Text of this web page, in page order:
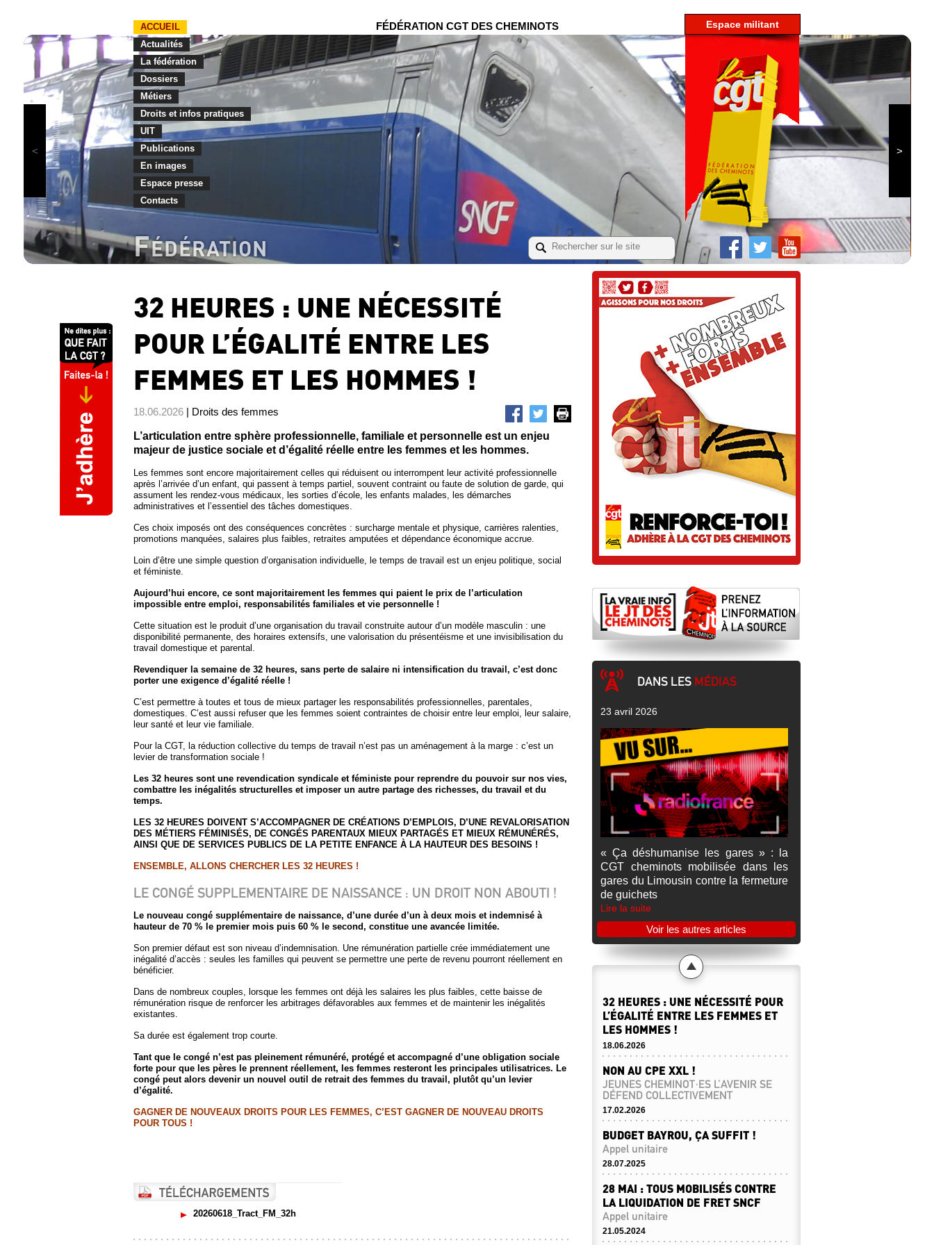
FÉDÉRATION CGT DES CHEMINOTS
ACCUEIL
Actualités
La fédération
Dossiers
Métiers
Droits et infos pratiques
UIT
Publications
En images
Espace presse
Contacts
espace militant
FÉDÉRATION
32 HEURES : UNE NÉCESSITÉ
POUR L’ÉGALITÉ ENTRE LES
FEMMES ET LES HOMMES !
18.06.2026 | Droits des femmes
L’articulation entre sphère professionnelle, familiale et personnelle est un enjeu
majeur de justice sociale et d’égalité réelle entre les femmes et les hommes.
Les femmes sont encore majoritairement celles qui réduisent ou interrompent leur activité professionnelle
après l’arrivée d’un enfant, qui passent à temps partiel, souvent contraint ou faute de solution de garde, qui
assument les rendez-vous médicaux, les sorties d’école, les enfants malades, les démarches
administratives et l’essentiel des tâches domestiques.
Ces choix imposés ont des conséquences concrètes : surcharge mentale et physique, carrières ralenties,
promotions manquées, salaires plus faibles, retraites amputées et dépendance économique accrue.
Loin d’être une simple question d’organisation individuelle, le temps de travail est un enjeu politique, social
et féministe.
Aujourd’hui encore, ce sont majoritairement les femmes qui paient le prix de l’articulation
impossible entre emploi, responsabilités familiales et vie personnelle !
Cette situation est le produit d’une organisation du travail construite autour d’un modèle masculin : une
disponibilité permanente, des horaires extensifs, une valorisation du présentéisme et une invisibilisation du
travail domestique et parental.
Revendiquer la semaine de 32 heures, sans perte de salaire ni intensification du travail, c’est donc
porter une exigence d’égalité réelle !
C’est permettre à toutes et tous de mieux partager les responsabilités professionnelles, parentales,
domestiques. C’est aussi refuser que les femmes soient contraintes de choisir entre leur emploi, leur salaire,
leur santé et leur vie familiale.
Pour la CGT, la réduction collective du temps de travail n’est pas un aménagement à la marge : c’est un
levier de transformation sociale !
Les 32 heures sont une revendication syndicale et féministe pour reprendre du pouvoir sur nos vies,
combattre les inégalités structurelles et imposer un autre partage des richesses, du travail et du
temps.
LES 32 HEURES DOIVENT S’ACCOMPAGNER DE CRÉATIONS D’EMPLOIS, D’UNE REVALORISATION
DES MÉTIERS FÉMINISÉS, DE CONGÉS PARENTAUX MIEUX PARTAGÉS ET MIEUX RÉMUNÉRÉS,
AINSI QUE DE SERVICES PUBLICS DE LA PETITE ENFANCE À LA HAUTEUR DES BESOINS !
ENSEMBLE, ALLONS CHERCHER LES 32 HEURES !
LE CONGÉ SUPPLEMENTAIRE DE NAISSANCE : UN DROIT NON ABOUTI !
Le nouveau congé supplémentaire de naissance, d’une durée d’un à deux mois et indemnisé à
hauteur de 70 % le premier mois puis 60 % le second, constitue une avancée limitée.
Son premier défaut est son niveau d’indemnisation. Une rémunération partielle crée immédiatement une
inégalité d’accès : seules les familles qui peuvent se permettre une perte de revenu pourront réellement en
bénéficier.
Dans de nombreux couples, lorsque les femmes ont déjà les salaires les plus faibles, cette baisse de
rémunération risque de renforcer les arbitrages défavorables aux femmes et de maintenir les inégalités
existantes.
Sa durée est également trop courte.
Tant que le congé n’est pas pleinement rémunéré, protégé et accompagné d’une obligation sociale
forte pour que les pères le prennent réellement, les femmes resteront les principales utilisatrices. Le
congé peut alors devenir un nouvel outil de retrait des femmes du travail, plutôt qu’un levier
d’égalité.
GAGNER DE NOUVEAUX DROITS POUR LES FEMMES, C’EST GAGNER DE NOUVEAU DROITS
POUR TOUS !
20260618_Tract_FM_32h
DANS LES MÉDIAS
23 avril 2026
« Ça déshumanise les gares » : la
CGT cheminots mobilisée dans les
gares du Limousin contre la fermeture
de guichets
Lire la suite
Voir les autres articles
32 HEURES : UNE NÉCESSITÉ POUR
L’ÉGALITÉ ENTRE LES FEMMES ET
LES HOMMES !
18.06.2026
NON AU CPE XXL !
JEUNES CHEMINOT·ES L’AVENIR SE
DÉFEND COLLECTIVEMENT
17.02.2026
BUDGET BAYROU, ÇA SUFFIT !
Appel unitaire
28.07.2025
28 MAI : TOUS MOBILISÉS CONTRE
LA LIQUIDATION DE FRET SNCF
Appel unitaire
21.05.2024